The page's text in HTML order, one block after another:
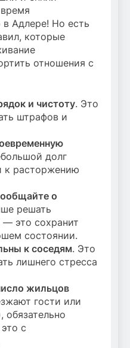
Адлере! Но есть
которые
отношения с
и чистоту. Это
штрафов и
долг
к расторжению
о
решать
это сохранит
состоянии.
к соседям. Это
лишнего стресса
жильцов
гости или
с